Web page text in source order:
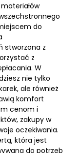
do
stworzona z
z
W
nie tylko
ale również
komfort
cenom i
zakupy w
oczekiwania.
która jest
do potrzeb